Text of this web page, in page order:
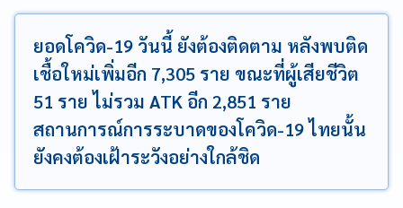
ยอดโควิด-19 วันนี้ ยังต้องติดตาม หลังพบติด
เชื้อใหม่เพิ่มอีก 7,305 ราย ขณะที่ผู้เสียชีวิต
51 ราย ไม่รวม ATK อีก 2,851 ราย
สถานการณ์การระบาดของโควิด-19 ไทยนั้น
ยังคงต้องเฝ้าระวังอย่างใกล้ชิด